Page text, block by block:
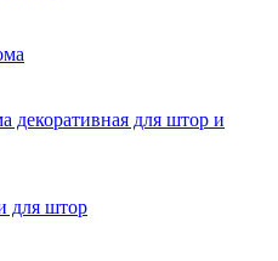
декоративная для штор и
для штор